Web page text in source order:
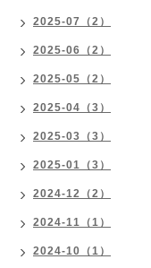
2025-07（2）
2025-06（2）
2025-05（2）
2025-04（3）
2025-03（3）
2025-01（3）
2024-12（2）
2024-11（1）
2024-10（1）